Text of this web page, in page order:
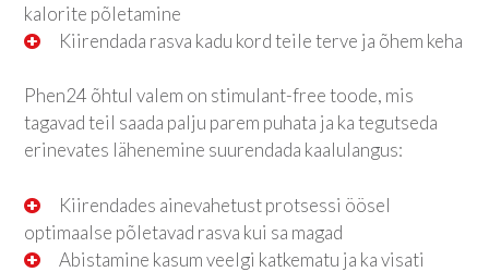
kalorite põletamine
Kiirendada rasva kadu kord teile terve ja õhem keha
Phen24 õhtul valem on stimulant-free toode, mis
tagavad teil saada palju parem puhata ja ka tegutseda
erinevates lähenemine suurendada kaalulangus:
Kiirendades ainevahetust protsessi öösel
optimaalse põletavad rasva kui sa magad
Abistamine kasum veelgi katkematu ja ka visati